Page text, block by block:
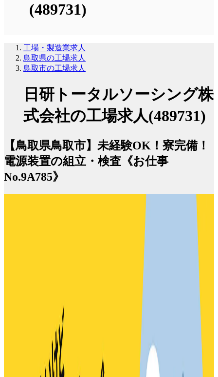
(489731)
工場・製造業求人
鳥取県の工場求人
鳥取市の工場求人
日研トータルソーシング株
式会社の工場求人(489731)
【鳥取県鳥取市】未経験OK！寮完備！
電源装置の組立・検査《お仕事
No.9A785》